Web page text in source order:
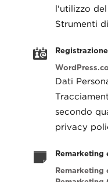
l'utilizzo del
Strumenti
Dati
secondo
privacy
Remarketing